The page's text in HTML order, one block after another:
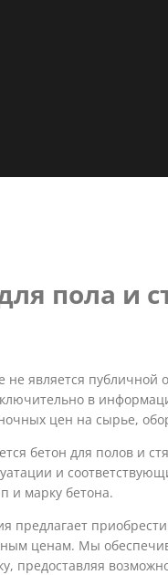
пола и
является публичной
в
цен на сырье,
бетон для полов и
и
и марку бетона.
предлагает
ценам. Мы
предоставляя